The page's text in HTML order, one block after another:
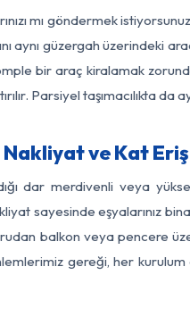
mı göndermek
aynı güzergah üzerindeki
bir araç kiralamak
Parsiyel taşımacılıkta
ve Kat
dar merdivenli veya
sayesinde eşyalarınız
balkon veya pencere
gereği, her